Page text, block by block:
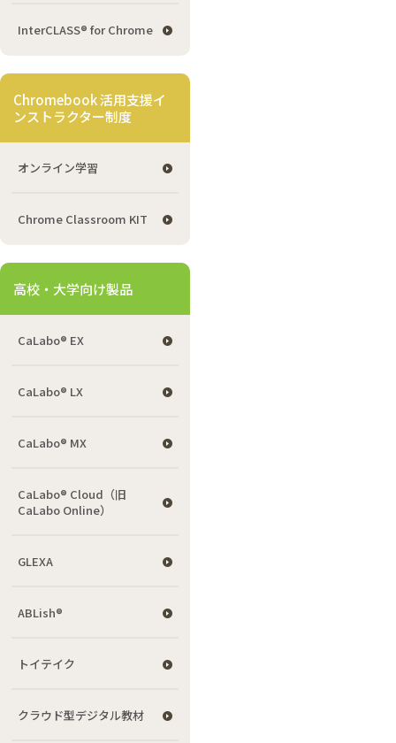
InterCLASS®︎ for Chrome
Chromebook 活用支援イ
ンストラクター制度
オンライン学習
Chrome Classroom KIT
高校・大学向け製品
CaLabo® EX
CaLabo® LX
CaLabo® MX
CaLabo® Cloud（旧
CaLabo Online）
GLEXA
ABLish®
トイテイク
クラウド型デジタル教材